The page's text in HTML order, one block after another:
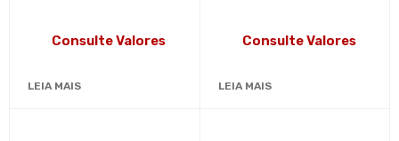
Consulte Valores
LEIA MAIS
Consulte Valores
LEIA MAIS